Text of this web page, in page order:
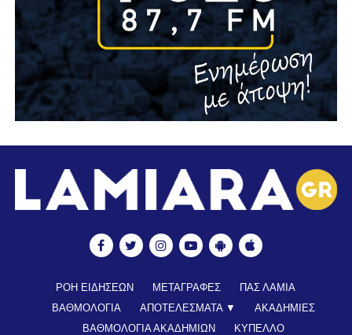
ΡΟΗ ΕΙΔΗΣΕΩΝ ΜΕΤΑΓΡΑΦΕΣ
ΠΑΣ ΛΑΜΙΑ
ΒΑΘΜΟΛΟΓΙΑ
ΑΠΟΤΕΛΕΣΜΑΤΑ ▼
ΑΚΑΔΗΜΙΕΣ
ΒΑΘΜΟΛΟΓΙΑ ΑΚΑΔΗΜΙΩΝ
ΚΥΠΕΛΛΟ